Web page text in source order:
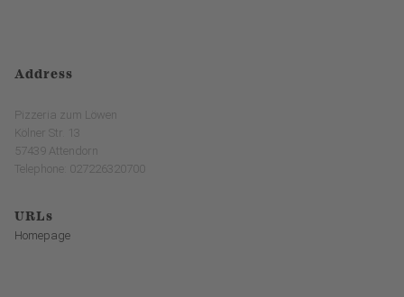
Address
Pizzeria zum Löwen
Kölner Str. 13
57439 Attendorn
Telephone: 027226320700
URLs
Homepage